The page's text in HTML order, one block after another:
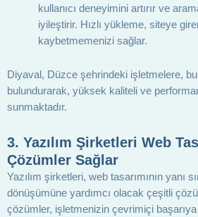
kullanıcı deneyimini artırır ve
iyileştirir. Hızlı yükleme, siteye
kaybetmemenizi sağlar.
Diyaval, Düzce şehrindeki işletmelere,
bulundurarak, yüksek kaliteli ve
sunmaktadır.
3. Yazılım Şirketleri Web
Çözümler Sağlar
Yazılım şirketleri, web tasarımının yanı
dönüşümüne yardımcı olacak çeşitli
çözümler, işletmenizin çevrimiçi başarıya